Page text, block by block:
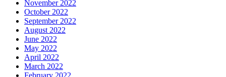
November 2022
October 2022
September 2022
August 2022
June 2022
May 2022
April 2022
March 2022
February 2022